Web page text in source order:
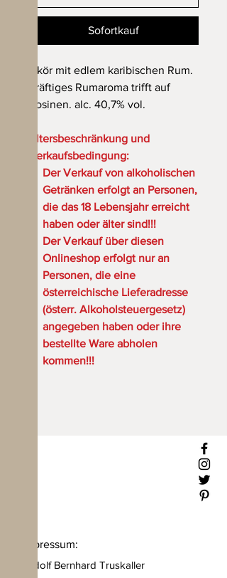
Sofortkauf
Likör mit edlem karibischen Rum.
Kräftiges Rumaroma trifft auf
Rosinen. alc. 40,7% vol.
Altersbeschränkung und
Verkaufsbedingung:
Der Verkauf von alkoholischen
Getränken erfolgt an Personen,
die das 18 Lebensjahr erreicht
haben oder älter sind!!!
Der Verkauf über diesen
Onlineshop erfolgt nur an
Personen, die eine
österreichische Lieferadresse
(österr. Alkoholsteuergesetz)
angegeben haben oder ihre
bestellte Ware abholen
kommen!!!
Impressum:
Rudolf Bernhard Truskaller